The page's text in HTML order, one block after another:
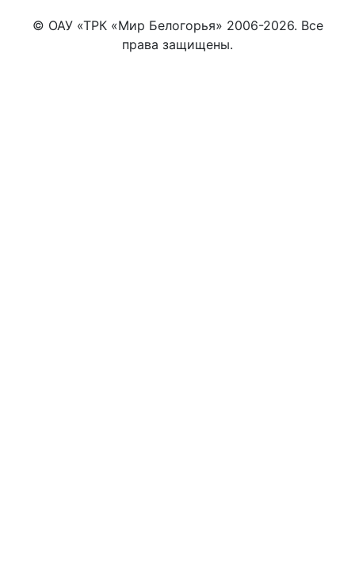
© ОАУ «ТРК «Мир Белогорья» 2006-2026. Все
права защищены.